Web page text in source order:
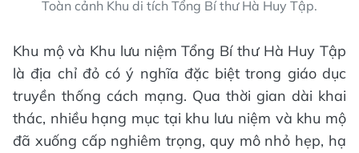
Toàn cảnh Khu di tích Tổng Bí thư Hà Huy Tập.
Khu mộ và Khu lưu niệm Tổng Bí thư Hà Huy Tập
là địa chỉ đỏ có ý nghĩa đặc biệt trong giáo dục
truyền thống cách mạng. Qua thời gian dài khai
thác, nhiều hạng mục tại khu lưu niệm và khu mộ
đã xuống cấp nghiêm trọng, quy mô nhỏ hẹp, hạ